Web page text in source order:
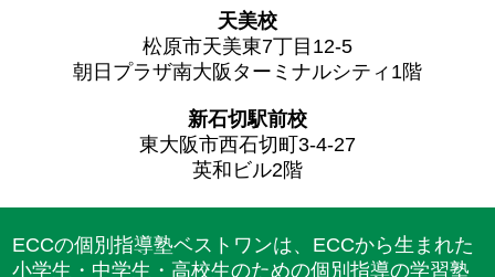
天美校
松原市天美東7丁目12-5
朝日プラザ南大阪ターミナルシティ1階
新石切駅前校
東大阪市西石切町3-4-27
英和ビル2階
ECCの個別指導塾ベストワンは、ECCから生まれた
小学生・中学生・高校生のための個別指導の学習塾